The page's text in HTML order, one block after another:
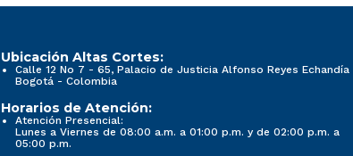
Ubicación Altas Cortes:
Calle 12 No 7 - 65, Palacio de Justicia Alfonso Reyes Echandía
Bogotá - Colombia
Horarios de Atención:
Atención Presencial:
Lunes a Viernes de 08:00 a.m. a 01:00 p.m. y de 02:00 p.m. a
05:00 p.m.